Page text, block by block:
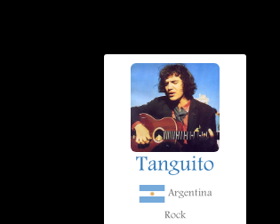
Tanguito
Argentina
Rock